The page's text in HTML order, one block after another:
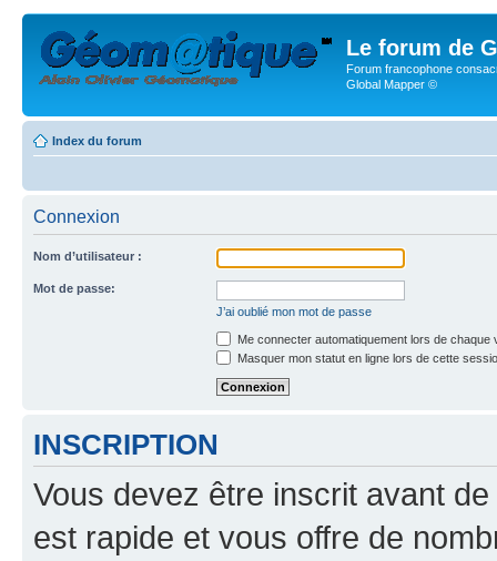
Le forum de
Forum francophone
Global Mapper ©
Index du forum
Connexion
Nom d’utilisateur :
Mot de passe:
J’ai oublié mon mot de passe
Me connecter automatiquement lors de chaque
Masquer mon statut en ligne lors de cette
INSCRIPTION
Vous devez être inscrit avant
est rapide et vous offre de